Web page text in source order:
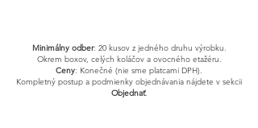
Minimálny odber: 20 kusov z jedného druhu výrobku.
Okrem boxov, celých koláčov a ovocného etažéru.
Ceny: Konečné (nie sme platcami DPH).
Kompletný postup a podmienky objednávania nájdete v sekcii
Objednať.